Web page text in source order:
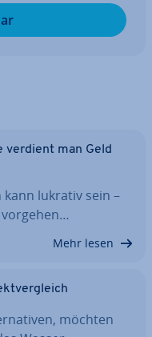
verdient man Geld
lukrativ sein –
Mehr lesen
möchten